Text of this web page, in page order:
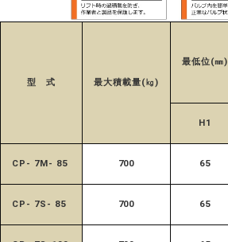
型 式 最大積載量(㎏)
最低位(㎜)
H1
CP- 7M- 85 700 65
CP- 7S- 85 700 65